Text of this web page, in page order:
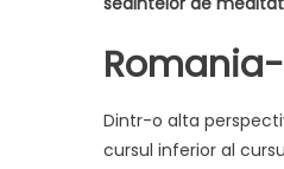
Dintr-o alta
cursul inferior al